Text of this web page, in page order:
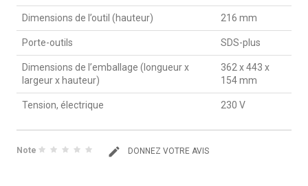
Dimensions de l’outil (hauteur) 216 mm
Porte-outils SDS-plus
Dimensions de l’emballage (longueur x
largeur x hauteur)
362 x 443 x
154 mm
Tension, électrique 230 V
Note DONNEZ VOTRE AVIS